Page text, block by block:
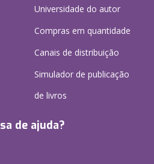
Universidade do autor
Compras em quantidade
Canais de distribuição
Simulador de publicação
de livros
de ajuda?